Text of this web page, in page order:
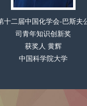
十二届中国化学会-巴斯夫
司青年知识创新奖
获奖人 黄辉
中国科学院大学